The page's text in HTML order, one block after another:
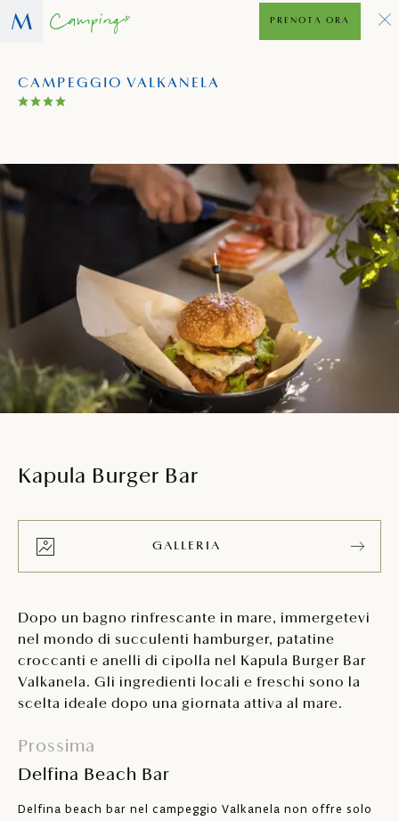
CAMPEGGIO VALKANELA
PRENOTA ORA
Kapula Burger Bar
GALLERIA
Dopo un bagno rinfrescante in mare, immergetevi
nel mondo di succulenti hamburger, patatine
croccanti e anelli di cipolla nel Kapula Burger Bar
Valkanela. Gli ingredienti locali e freschi sono la
scelta ideale dopo una giornata attiva al mare.
Prossima
Delfina Beach Bar
Delfina beach bar nel campeggio Valkanela non offre solo